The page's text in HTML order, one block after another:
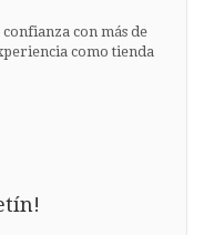
con más de
como tienda